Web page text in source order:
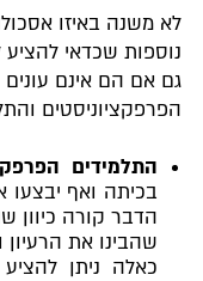
לא משנה באיזו
נוספות שכדאי
גם אם הם אינם עונים
הפרפקציוניסטים
התלמידים
בכיתה ואף יבצעו
הדבר קורה כיוון
שהבינו את
כאלה ניתן